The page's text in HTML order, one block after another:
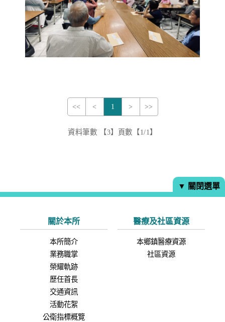
<< < 1 > >>
資料筆數 【3】頁數【1/1】
▼ 關閉選單
關於本所
本所簡介
業務職掌
榮耀軌跡
歷任首長
交通資訊
活動花絮
公衛指標概覽
醫療及社區資源
本鄉鎮醫療資源
社區資源